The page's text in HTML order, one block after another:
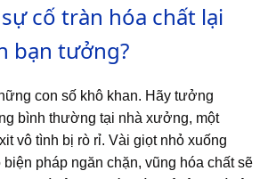
cố tràn hóa chất lại
bạn tưởng?
con số khô khan. Hãy tưởng
bình thường tại nhà xưởng, một
vô tình bị rò rỉ. Vài giọt nhỏ xuống
pháp ngăn chặn, vũng hóa chất sẽ